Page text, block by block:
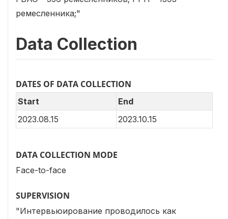
ремесленника;"
Data Collection
DATES OF DATA COLLECTION
Start
End
2023.08.15
2023.10.15
DATA COLLECTION MODE
Face-to-face
SUPERVISION
"Интервьюирование проводилось как